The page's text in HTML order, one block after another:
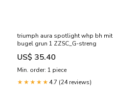
triumph aura spotlight whp bh mit
bugel grun 1 ZZSC_G-streng
US$ 35.40
Min. order: 1 piece
★★★★★ 4.7 (24 reviews)